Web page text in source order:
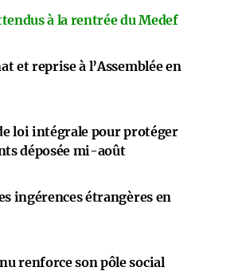
à la rentrée du Medef
et reprise à l’Assemblée en
loi intégrale pour protéger
déposée mi-août
ingérences étrangères en
renforce son pôle social